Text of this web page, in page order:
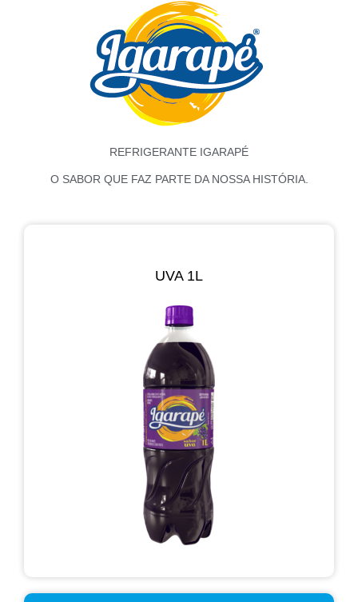
REFRIGERANTE IGARAPÉ
O SABOR QUE FAZ PARTE DA NOSSA HISTÓRIA.
UVA 1L